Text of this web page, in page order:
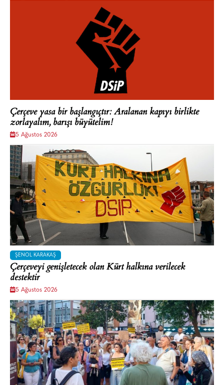
Çerçeve yasa bir başlangıçtır: Aralanan kapıyı birlikte
zorlayalım, barışı büyütelim!
5 Ağustos 2026
ŞENOL KARAKAŞ
Çerçeveyi genişletecek olan Kürt halkına verilecek
destektir
5 Ağustos 2026